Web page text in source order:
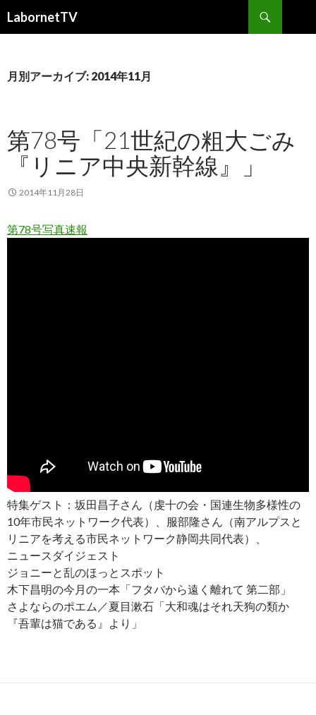
LabornetTV
索
ン
動
月別アーカイブ: 2014年11月
第78号「21世紀の粗大ごみ
『リニア中央新幹線』」
2014年11月28日
第78号写真速報
特集ゲスト：坂田昌子さん（虔十の会・国連生物多様性の
10年市民ネットワーク代表）、服部隆さん（南アルプスと
リニアを考える市民ネットワーク静岡共同代表）、
ニュースダイジェスト
ジョニーと乱のほっとスポット
木下昌明の今月の一本「フタバから遠く離れて 第二部」
さよならのポエム／夏目漱石「大和魂はそれ天狗の類か
『吾輩は猫である』より」